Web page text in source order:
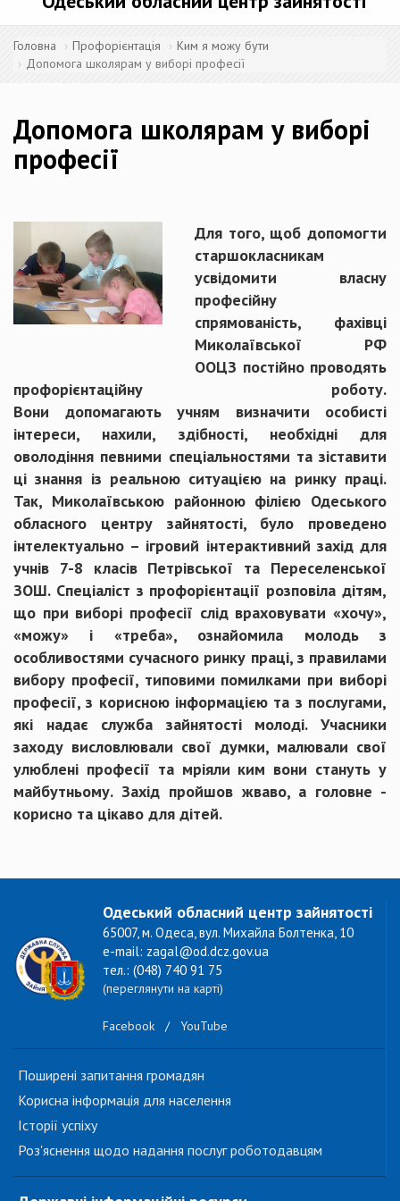
Головна Профорієнтація
Ким я можу бути
Допомога школярам у виборі професії
Допомога школярам у виборі
професії
Для того, щоб допомогти
старшокласникам
усвідомити власну
професійну
спрямованість, фахівці
Миколаївської РФ
ООЦЗ постійно проводять
профорієнтаційну роботу.
Вони допомагають учням визначити особисті
інтереси, нахили, здібності, необхідні для
оволодіння певними спеціальностями та зіставити
ці знання із реальною ситуацією на ринку праці.
Так, Миколаївською районною філією Одеського
обласного центру зайнятості, було проведено
інтелектуально – ігровий інтерактивний захід для
учнів 7-8 класів Петрівської та Переселенської
ЗОШ. Спеціаліст з профорієнтації розповіла дітям,
що при виборі професії слід враховувати «хочу»,
«можу» і «треба», ознайомила молодь з
особливостями сучасного ринку праці, з правилами
вибору професії, типовими помилками при виборі
професії, з корисною інформацією та з послугами,
які надає служба зайнятості молоді. Учасники
заходу висловлювали свої думки, малювали свої
улюблені професії та мріяли ким вони стануть у
майбутньому. Захід пройшов жваво, а головне -
корисно та цікаво для дітей.
Одеський обласний центр зайнятості
65007, м. Одеса, вул. Михайла Болтенка, 10
e-mail: zagal@od.dcz.gov.ua
тел.: (048) 740 91 75
(переглянути на карті)
Facebook / YouTube
Поширені запитання громадян
Корисна інформація для населення
Історії успіху
Роз'яснення щодо надання послуг роботодавцям